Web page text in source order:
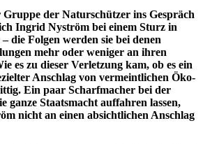
der Naturschützer ins Gespräch
Ingrid Nyström bei einem Sturz in
die Folgen werden sie bei denen
mehr oder weniger an ihren
es zu dieser Verletzung kam, ob es ein
Anschlag von vermeintlichen Öko-
Ein paar Scharfmacher bei der
ganze Staatsmacht auffahren lassen,
nicht an einen absichtlichen Anschlag